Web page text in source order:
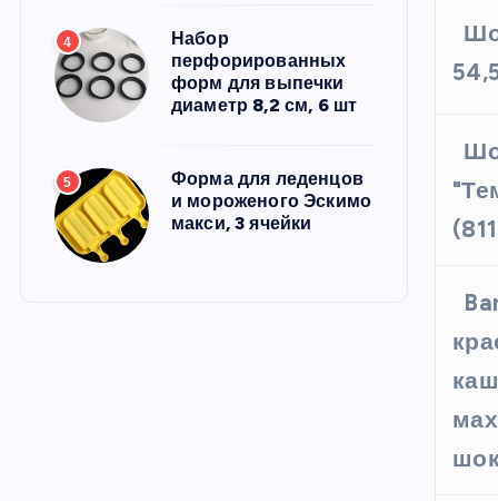
4
Набор
перфорированных
форм для выпечки
диаметр 8,2 см, 6 шт
5
Форма для леденцов
и мороженого Эскимо
макси, 3 ячейки